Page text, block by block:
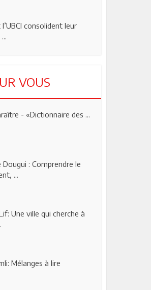
l’UBCI consolident leur
VOUS
- «Dictionnaire des ...
Dougui : Comprendre le
...
Une ville qui cherche à
Mélanges à lire